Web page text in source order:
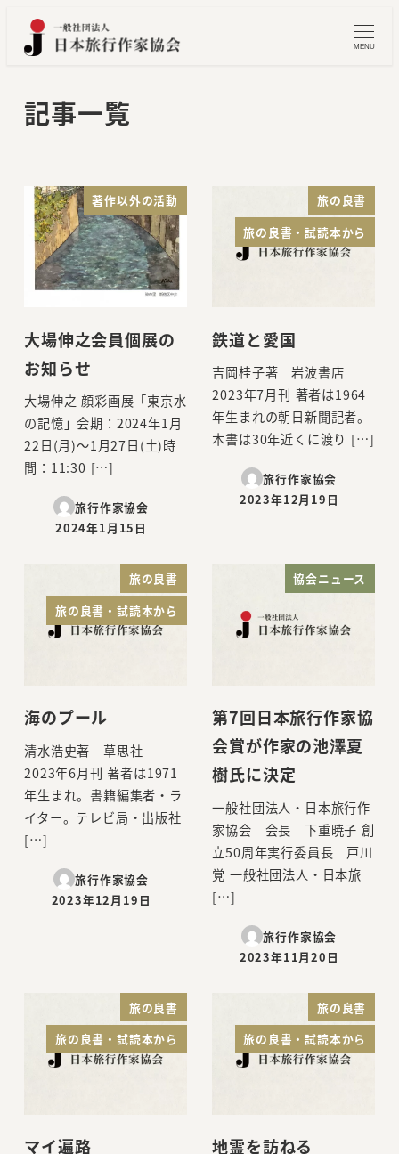
MENU
記事一覧
著作以外の活動
大場伸之会員個展の
お知らせ
大場伸之 顔彩画展「東京水
の記憶」会期：2024年1月
22日(月)～1月27日(土)時
間：11:30 […]
旅行作家協会
投稿日
2024年1月15日
旅の良書
旅の良書・試読本から
鉄道と愛国
吉岡桂子著 岩波書店
2023年7月刊 著者は1964
年生まれの朝日新聞記者。
本書は30年近くに渡り […]
旅行作家協会
投稿日
2023年12月19日
旅の良書
旅の良書・試読本から
海のプール
清水浩史著 草思社
2023年6月刊 著者は1971
年生まれ。書籍編集者・ラ
イター。テレビ局・出版社
[…]
旅行作家協会
投稿日
2023年12月19日
協会ニュース
第7回日本旅行作家協
会賞が作家の池澤夏
樹氏に決定
一般社団法人・日本旅行作
家協会 会長 下重暁子 創
立50周年実行委員長 戸川
覚 一般社団法人・日本旅
[…]
旅行作家協会
投稿日
2023年11月20日
旅の良書
旅の良書・試読本から
マイ遍路
旅の良書
旅の良書・試読本から
地霊を訪ねる